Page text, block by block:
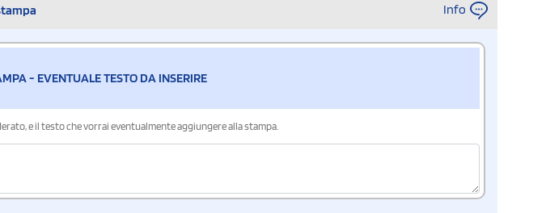
Info
- EVENTUALE TESTO DA INSERIRE
e il testo che vorrai eventualmente aggiungere alla stampa.